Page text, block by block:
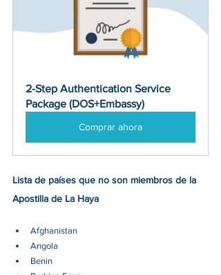
2-Step Authentication Service
Package (DOS+Embassy)
Comprar ahora
Lista de países que no son miembros de la
Apostilla de La Haya
Afghanistan
Angola
Benin